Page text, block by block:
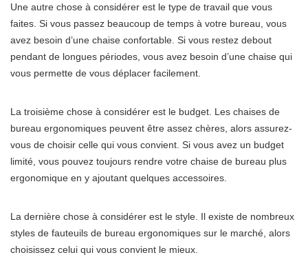
Une autre chose à considérer est le type de travail que vous
faites. Si vous passez beaucoup de temps à votre bureau, vous
avez besoin d’une chaise confortable. Si vous restez debout
pendant de longues périodes, vous avez besoin d’une chaise qui
vous permette de vous déplacer facilement.
La troisième chose à considérer est le budget. Les chaises de
bureau ergonomiques peuvent être assez chères, alors assurez-
vous de choisir celle qui vous convient. Si vous avez un budget
limité, vous pouvez toujours rendre votre chaise de bureau plus
ergonomique en y ajoutant quelques accessoires.
La dernière chose à considérer est le style. Il existe de nombreux
styles de fauteuils de bureau ergonomiques sur le marché, alors
choisissez celui qui vous convient le mieux.